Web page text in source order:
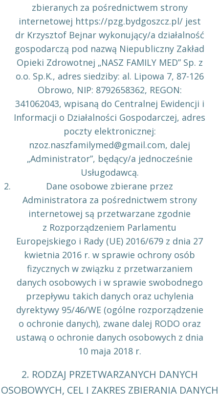
zbieranych za pośrednictwem strony
internetowej https://pzg.bydgoszcz.pl/ jest
dr Krzysztof Bejnar wykonujący/a działalność
gospodarczą pod nazwą Niepubliczny Zakład
Opieki Zdrowotnej „NASZ FAMILY MED” Sp. z
o.o. Sp.K., adres siedziby: al. Lipowa 7, 87-126
Obrowo, NIP: 8792658362, REGON:
341062043, wpisaną do Centralnej Ewidencji i
Informacji o Działalności Gospodarczej, adres
poczty elektronicznej:
nzoz.naszfamilymed@gmail.com, dalej
„Administrator”, będący/a jednocześnie
Usługodawcą.
Dane osobowe zbierane przez
Administratora za pośrednictwem strony
internetowej są przetwarzane zgodnie
z Rozporządzeniem Parlamentu
Europejskiego i Rady (UE) 2016/679 z dnia 27
kwietnia 2016 r. w sprawie ochrony osób
fizycznych w związku z przetwarzaniem
danych osobowych i w sprawie swobodnego
przepływu takich danych oraz uchylenia
dyrektywy 95/46/WE (ogólne rozporządzenie
o ochronie danych), zwane dalej RODO oraz
ustawą o ochronie danych osobowych z dnia
10 maja 2018 r.
2. RODZAJ PRZETWARZANYCH DANYCH
OSOBOWYCH, CEL I ZAKRES ZBIERANIA DANYCH